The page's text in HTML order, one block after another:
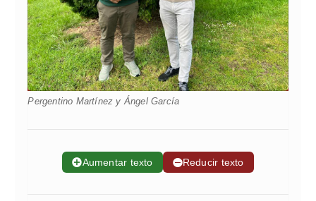
Pergentino Martínez y Ángel García
➕Aumentar texto ➖Reducir texto